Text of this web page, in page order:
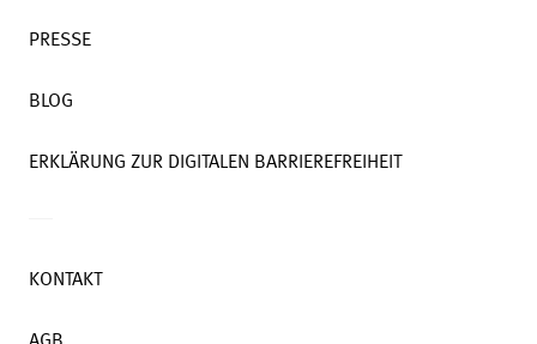
PRESSE
BLOG
ERKLÄRUNG ZUR DIGITALEN BARRIEREFREIHEIT
KONTAKT